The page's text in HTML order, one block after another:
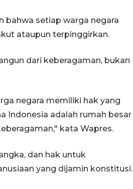
bahwa setiap warga negara
ataupun terpinggirkan.
dari keberagaman, bukan
negara memiliki hak yang
Indonesia adalah rumah besar
kata Wapres.
dan hak untuk
yang dijamin konstitusi.
Citra: Dirgahayu ke-61